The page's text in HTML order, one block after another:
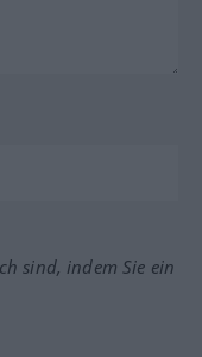
sind, indem Sie ein